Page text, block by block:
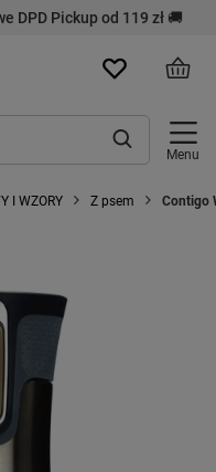
DPD Pickup od 119 zł 🚚
Menu
I WZORY Z psem Contigo